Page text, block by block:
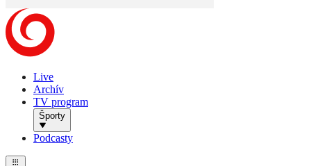
Live
Archív
TV program
Športy
Podcasty